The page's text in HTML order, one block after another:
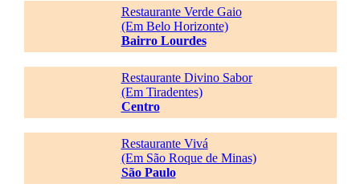
Restaurante Verde Gaio
(Em Belo Horizonte)
Bairro Lourdes
Restaurante Divino Sabor
(Em Tiradentes)
Centro
Restaurante Vivá
(Em São Roque de Minas)
São Paulo